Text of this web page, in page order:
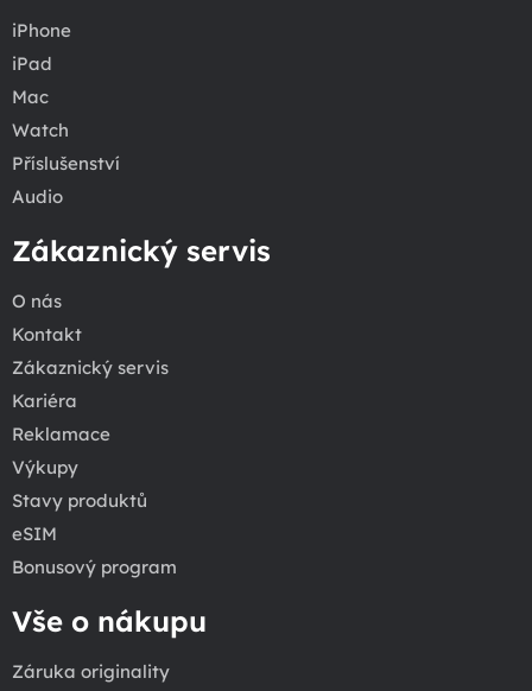
iPhone
iPad
Mac
Watch
Příslušenství
Audio
Zákaznický servis
O nás
Kontakt
Zákaznický servis
Kariéra
Reklamace
Výkupy
Stavy produktů
eSIM
Bonusový program
Vše o nákupu
Záruka originality